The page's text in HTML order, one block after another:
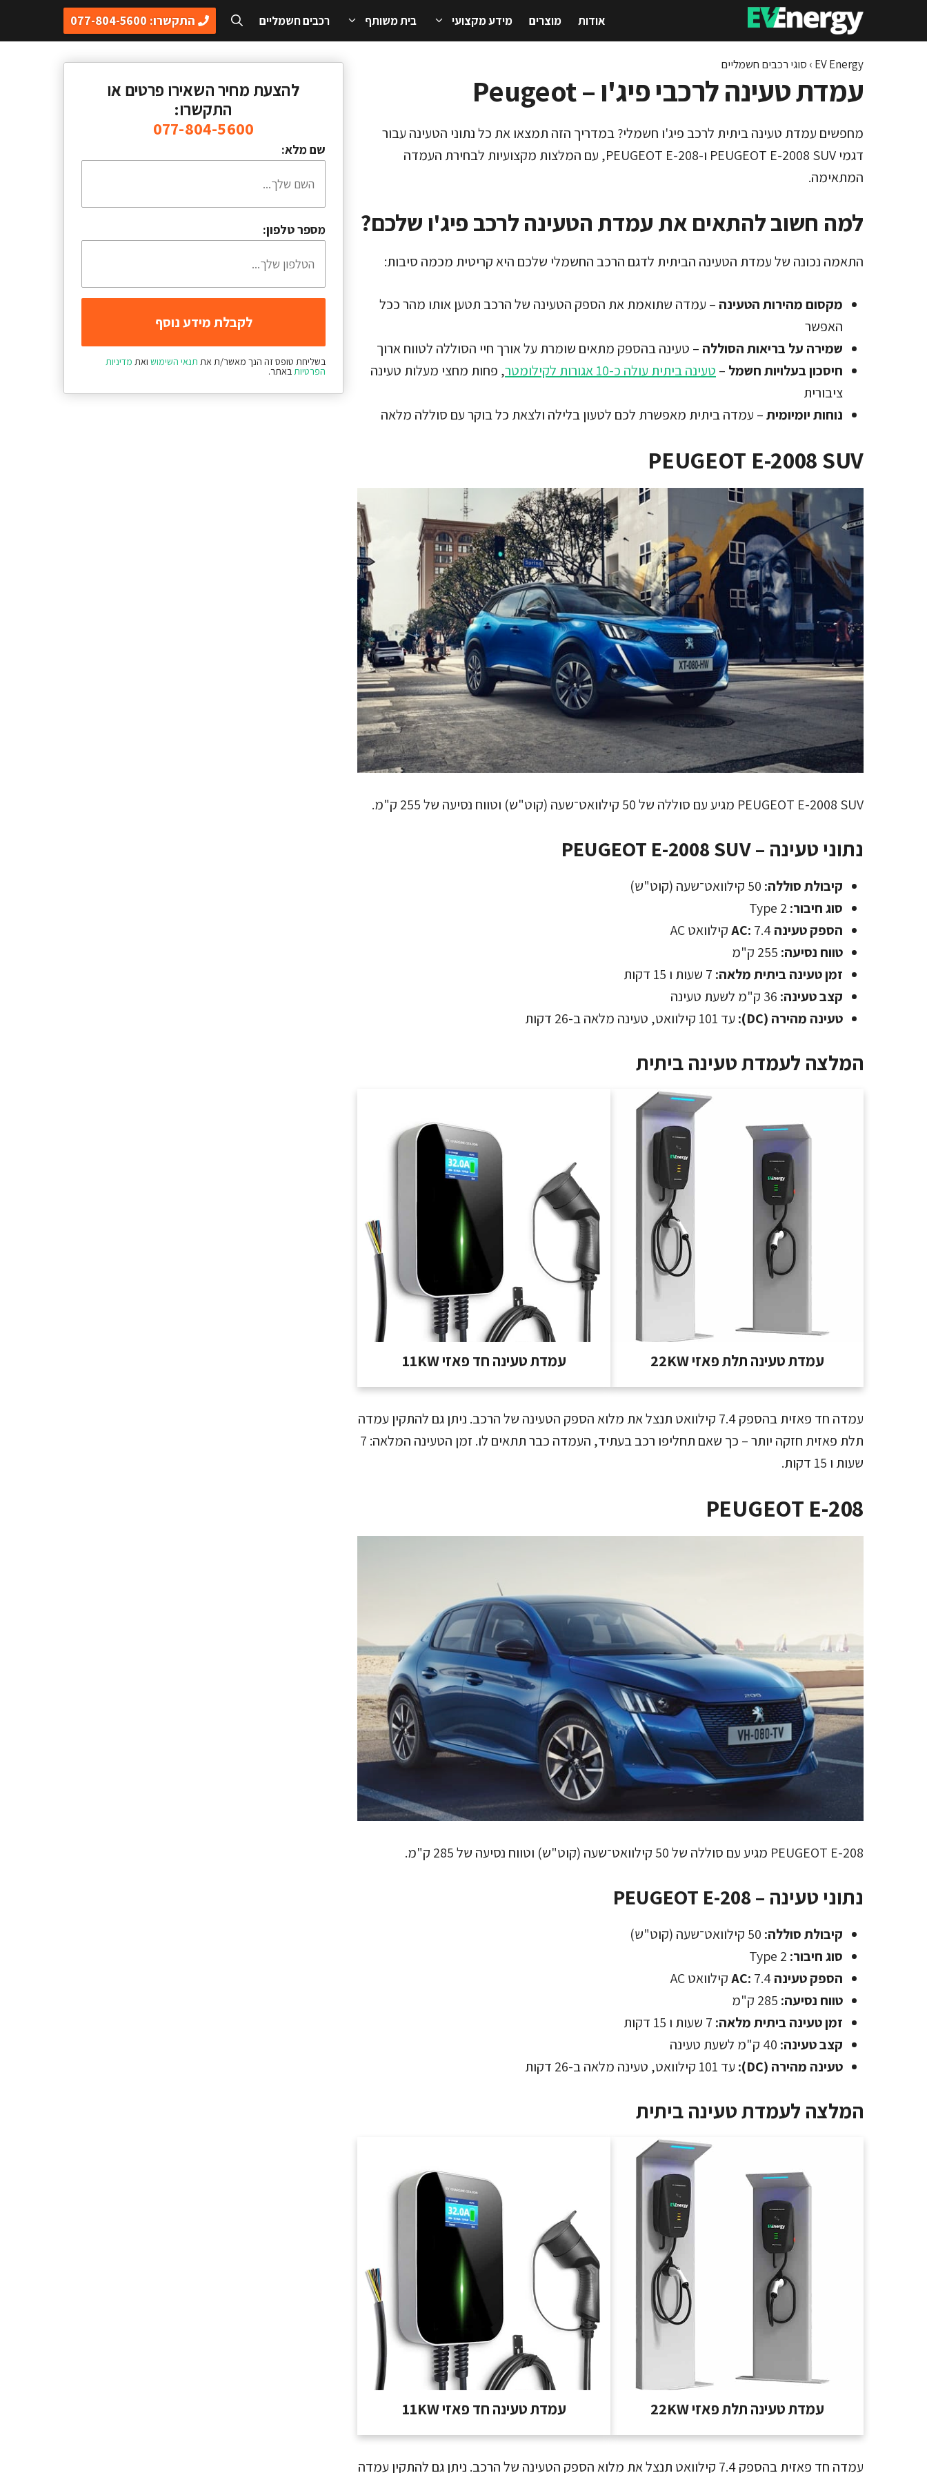
אודות מוצרים מידע מקצועי בית משותף רכבים חשמליים התקשרו: 077-804-5600
EV Energy
› סוגי רכבים חשמליים
עמדת טעינה לרכבי פיג'ו – Peugeot
מחפשים עמדת טעינה ביתית לרכב פיג'ו חשמלי? במדריך הזה תמצאו את כל נתוני הטעינה עבור
דגמי PEUGEOT E-2008 SUV ו-PEUGEOT E-208, עם המלצות מקצועיות לבחירת העמדה
המתאימה.
למה חשוב להתאים את עמדת הטעינה לרכב פיג'ו שלכם?
התאמה נכונה של עמדת הטעינה הביתית לדגם הרכב החשמלי שלכם היא קריטית מכמה סיבות:
מקסום מהירות הטעינה – עמדה שתואמת את הספק הטעינה של הרכב תטען אותו מהר ככל
האפשר
שמירה על בריאות הסוללה – טעינה בהספק מתאים שומרת על אורך חיי הסוללה לטווח ארוך
חיסכון בעלויות חשמל – טעינה ביתית עולה כ-10 אגורות לקילומטר
, פחות מחצי מעלות טעינה
ציבורית
נוחות יומיומית– עמדה ביתית מאפשרת לכם לטעון בלילה ולצאת כל בוקר עם סוללה מלאה
PEUGEOT E-2008 SUV
PEUGEOT E-2008 SUV מגיע עם סוללה של 50 קילוואט־שעה (קוט"ש) וטווח נסיעה של 255 ק"מ.
נתוני טעינה – PEUGEOT E-2008 SUV
קיבולת סוללה:
סוג חיבור:
הספק טעינה AC:7.4 קילוואט AC
טווח נסיעה:
זמן טעינה ביתית מלאה:
קצב טעינה:
טעינה מהירה (DC):
עד 101 קילוואט, טעינה מלאה ב-26 דקות
המלצה לעמדת טעינה ביתית
עמדת טעינה תלת פאזי 22KW עמדת טעינה חד פאזי 11KW
עמדה חד פאזית בהספק 7.4 קילוואט תנצל את מלוא הספק הטעינה של הרכב. ניתן גם להתקין עמדה
תלת פאזית חזקה יותר – כך שאם תחליפו רכב בעתיד, העמדה כבר תתאים לו. זמן הטעינה המלאה: 7
שעות ו 15 דקות.
PEUGEOT E-208
PEUGEOT E-208 מגיע עם סוללה של 50 קילוואט־שעה (קוט"ש) וטווח נסיעה של 285 ק"מ.
נתוני טעינה – PEUGEOT E-208
קיבולת סוללה:
סוג חיבור:
הספק טעינה AC:7.4 קילוואט AC
טווח נסיעה:
זמן טעינה ביתית מלאה:
קצב טעינה:
טעינה מהירה (DC):
עד 101 קילוואט, טעינה מלאה ב-26 דקות
המלצה לעמדת טעינה ביתית
עמדת טעינה תלת פאזי 22KW עמדת טעינה חד פאזי 11KW
עמדה חד פאזית בהספק 7.4 קילוואט תנצל את מלוא הספק הטעינה של הרכב. ניתן גם להתקין עמדה
להצעת מחיר השאירו פרטים או
התקשרו:
077-804-5600
שם מלא:
מספר טלפון:
בשליחת טופס זה הנך מאשר/ת את תנאי השימוש ואת מדיניות
הפרטיותבאתר.